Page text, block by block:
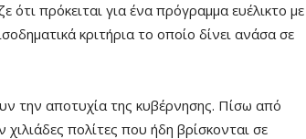
ότι πρόκειται για ένα πρόγραμμα ευέλικτο με
κριτήρια το οποίο δίνει ανάσα σε
την αποτυχία της κυβέρνησης. Πίσω από
πολίτες που ήδη βρίσκονται σε